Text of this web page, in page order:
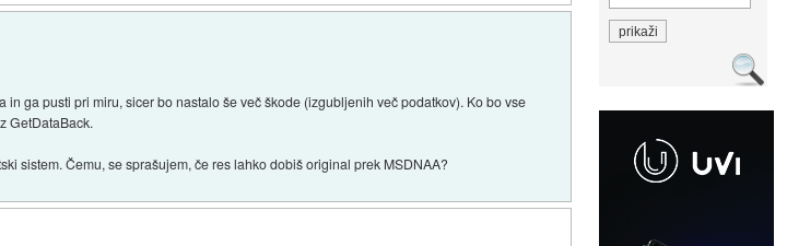
ga pusti pri miru, sicer bo nastalo še več škode (izgubljenih več podatkov). Ko bo vse
GetDataBack.
sistem. Čemu, se sprašujem, če res lahko dobiš original prek MSDNAA?